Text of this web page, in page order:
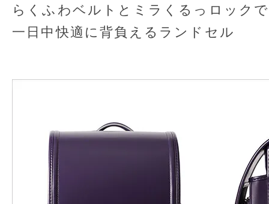
らくふわベルトとミラくるっロックで
一日中快適に背負えるランドセル